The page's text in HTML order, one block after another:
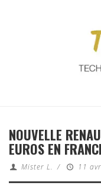
NOUVELLE
EUROS EN
Mister L. / 11